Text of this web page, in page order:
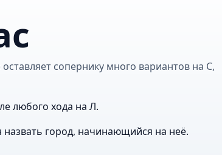
сопернику много вариантов на С,
любого хода на Л.
город, начинающийся на неё.